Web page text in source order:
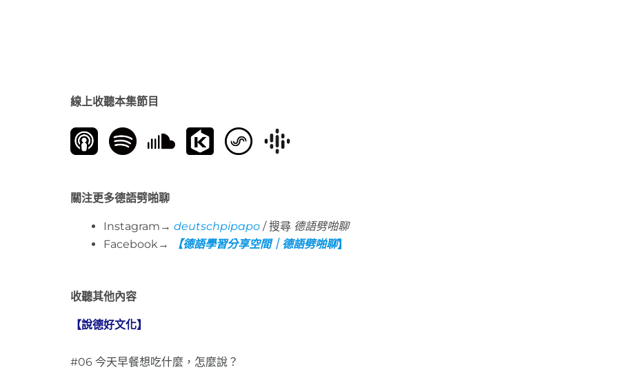
線上收聽本集節目
關注更多德語劈啪聊
Instagram→ deutschpipapo / 搜尋 德語劈啪聊
Facebook→
【德語學習分享空間｜德語劈啪聊】
收聽其他內容
【說德好文化】
#06 今天早餐想吃什麼，怎麼說？